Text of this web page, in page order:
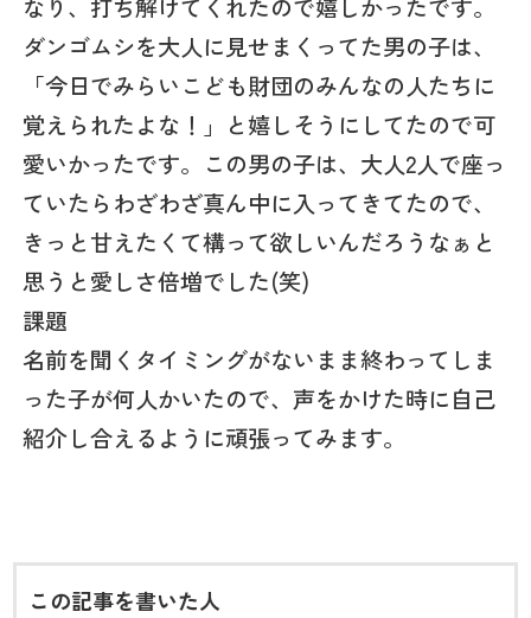
なり、打ち解けてくれたので嬉しかったです。
ダンゴムシを大人に見せまくってた男の子は、
「今日でみらいこども財団のみんなの人たちに
覚えられたよな！」と嬉しそうにしてたので可
愛いかったです。この男の子は、大人2人で座っ
ていたらわざわざ真ん中に入ってきてたので、
きっと甘えたくて構って欲しいんだろうなぁと
思うと愛しさ倍増でした(笑)
課題
名前を聞くタイミングがないまま終わってしま
った子が何人かいたので、声をかけた時に自己
紹介し合えるように頑張ってみます。
この記事を書いた人